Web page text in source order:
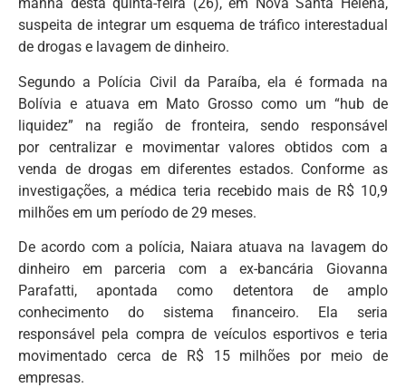
manhã desta quinta-feira (26), em Nova Santa Helena,
suspeita de integrar um esquema de tráfico interestadual
de drogas e lavagem de dinheiro.
Segundo a Polícia Civil da Paraíba, ela é formada na
Bolívia e atuava em Mato Grosso como um “hub de
liquidez” na região de fronteira, sendo responsável
por centralizar e movimentar valores obtidos com a
venda de drogas em diferentes estados. Conforme as
investigações, a médica teria recebido mais de R$ 10,9
milhões em um período de 29 meses.
De acordo com a polícia, Naiara atuava na lavagem do
dinheiro em parceria com a ex-bancária Giovanna
Parafatti, apontada como detentora de amplo
conhecimento do sistema financeiro. Ela seria
responsável pela compra de veículos esportivos e teria
movimentado cerca de R$ 15 milhões por meio de
empresas.